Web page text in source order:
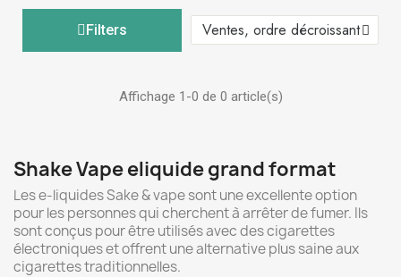
Filters
Affichage 1-0 de 0 article(s)
Shake Vape eliquide grand format
Les e-liquides Sake & vape sont une excellente option
pour les personnes qui cherchent à arrêter de fumer. Ils
sont conçus pour être utilisés avec des cigarettes
électroniques et offrent une alternative plus saine aux
cigarettes traditionnelles.